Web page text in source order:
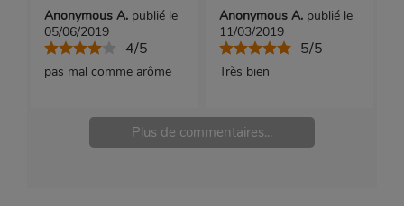
Anonymous A. publié le
05/06/2019
4/5
pas mal comme arôme
Anonymous A. publié le
11/03/2019
5/5
Très bien
Plus de commentaires...